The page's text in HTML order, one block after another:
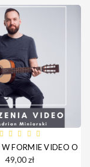
GITARY
W FORMIE VIDEO OD
49,00 zł